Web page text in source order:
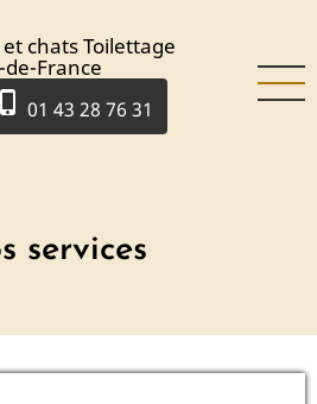
chats Toilettage
France
phone_iphone 01 43 28 76 31
services